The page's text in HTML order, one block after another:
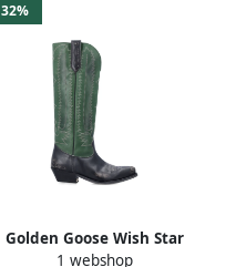
32%
Golden Goose Wish Star
laarzen van leer met
1 webshop